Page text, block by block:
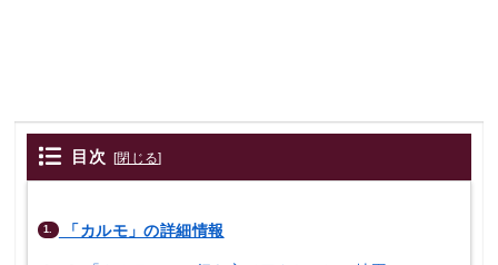
目次 [閉じる]
1. 「カルモ」の詳細情報